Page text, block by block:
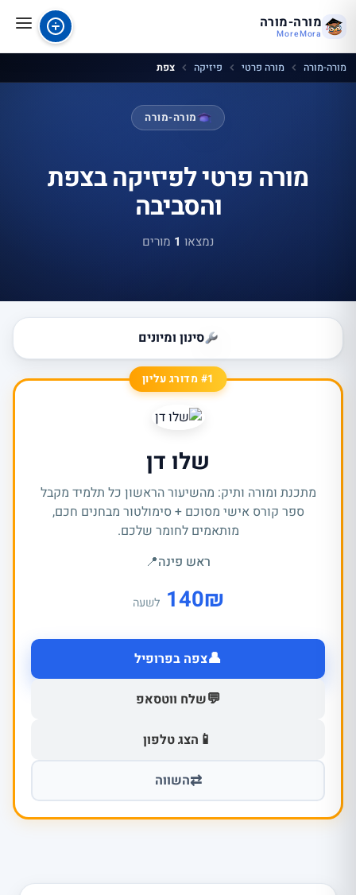
מורה-מורה
MoreMora
מורה-מורה מורה פרטי פיזיקה צפת
מורה-מורה
מורה פרטי לפיזיקה בצפת
והסביבה
נמצאו 1 מורים
סינון ומיונים
#1 מדורג עליון
שלו דן
מתכנת ומורה ותיק: מהשיעור הראשון כל תלמיד מקבל
ספר קורס אישי מסוכם + סימולטור מבחנים חכם,
מותאמים לחומר שלכם.
ראש פינה📍
₪
140 לשעה
👤צפה בפרופיל
💬שלח ווטסאפ
📱 הצג טלפון
⇄השווה